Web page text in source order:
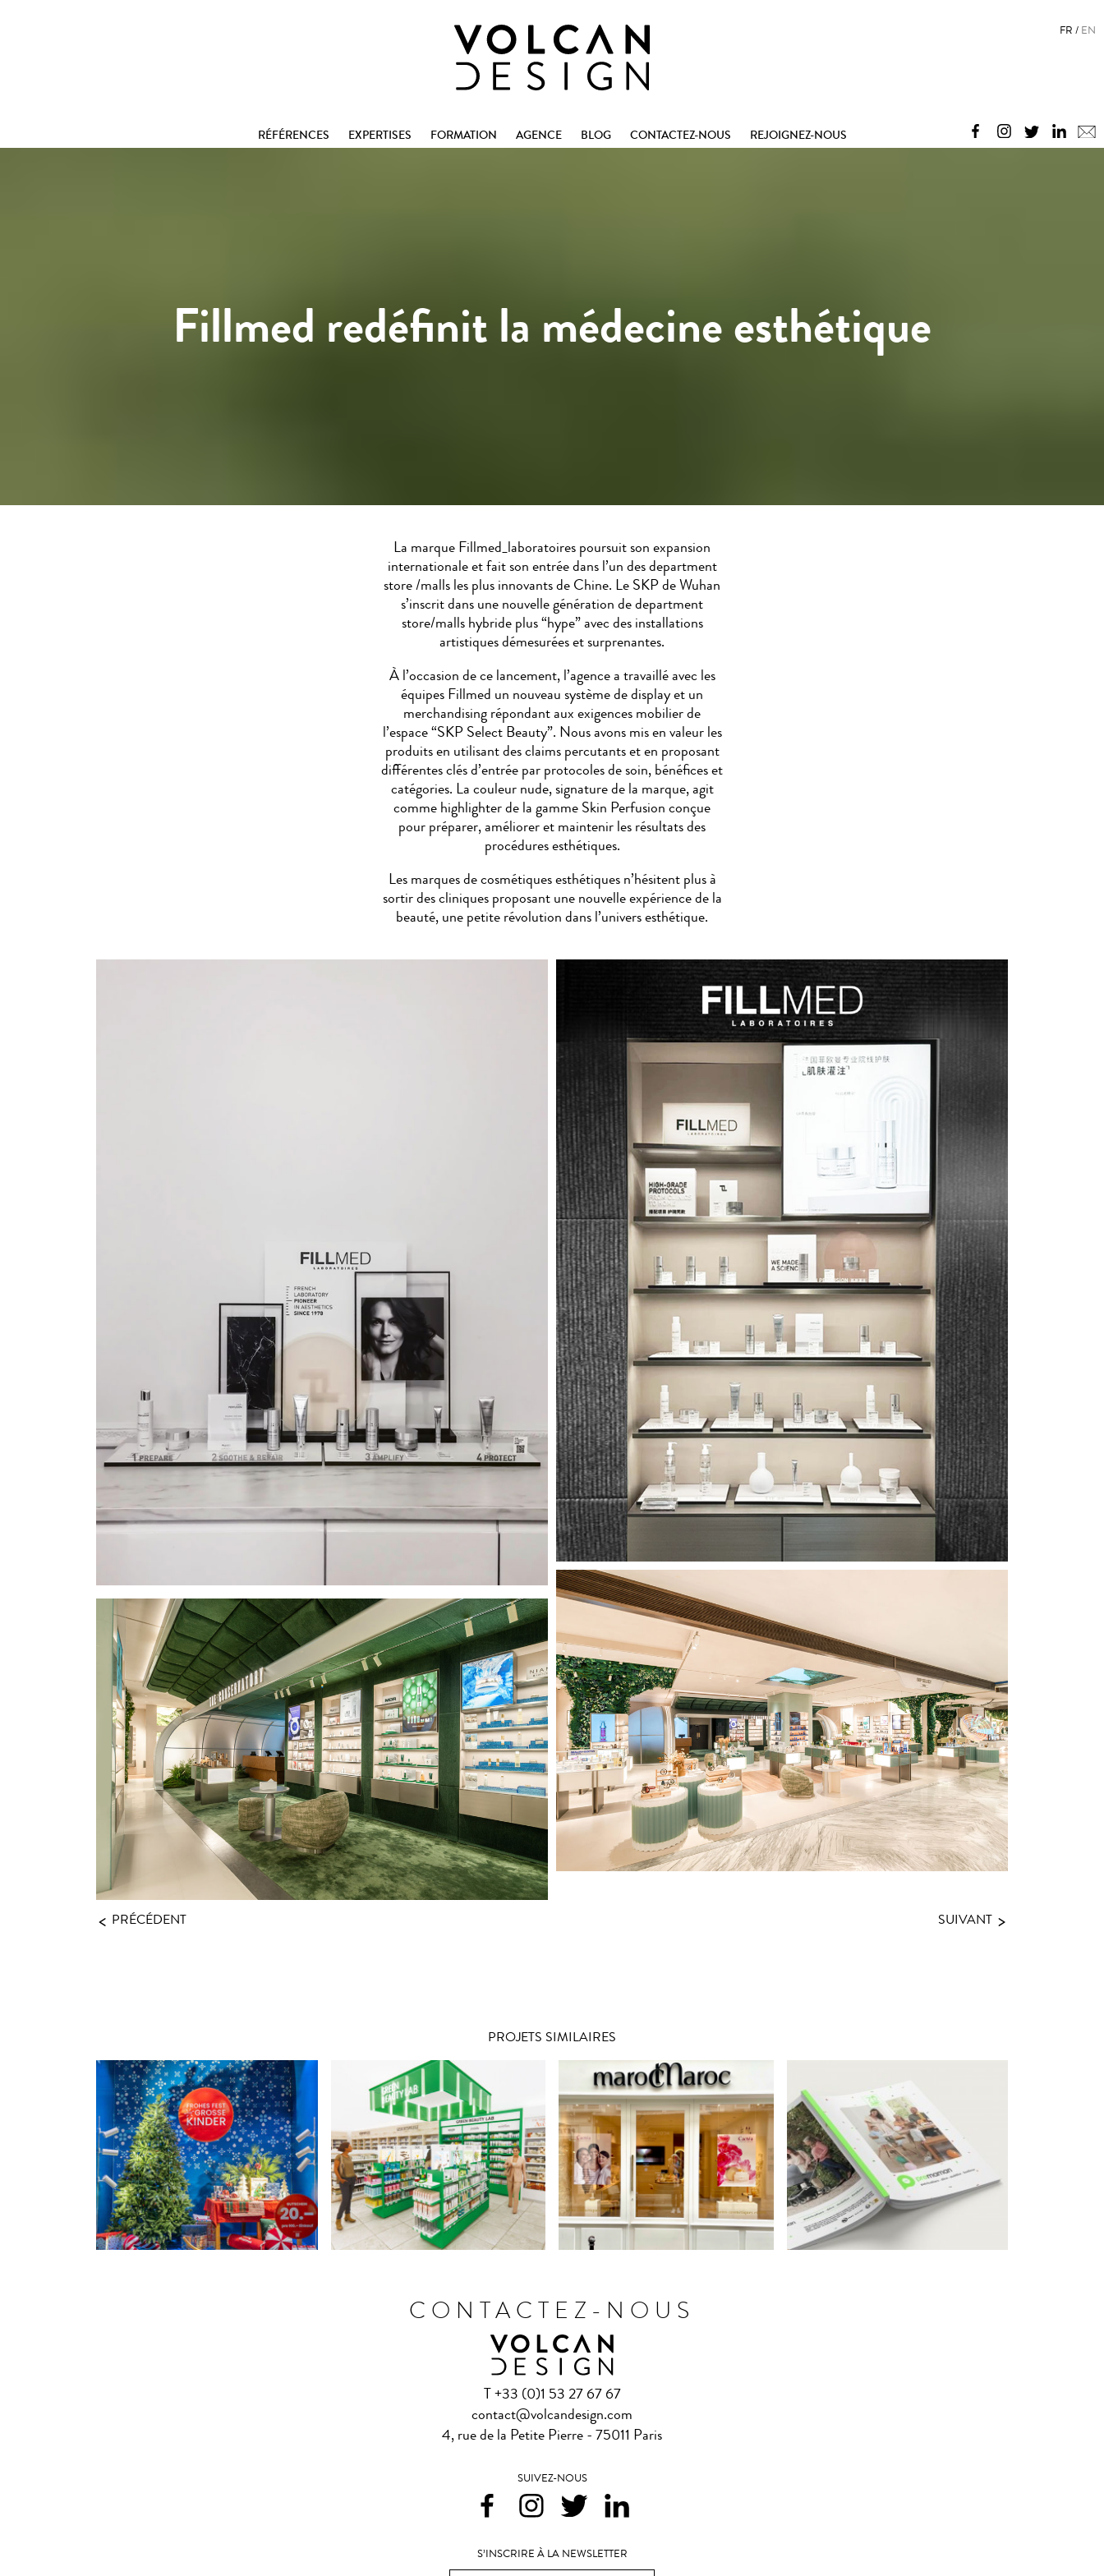
FR EN
RÉFÉRENCES EXPERTISES FORMATION AGENCE BLOG CONTACTEZ-NOUS REJOIGNEZ-NOUS
Fillmed redéfinit la médecine esthétique
La marque Fillmed_laboratoires poursuit son expansion
internationale et fait son entrée dans l’un des department
store /malls les plus innovants de Chine. Le SKP de Wuhan
s’inscrit dans une nouvelle génération de department
store/malls hybride plus “hype” avec des installations
artistiques démesurées et surprenantes.
À l’occasion de ce lancement, l’agence a travaillé avec les
équipes Fillmed un nouveau système de display et un
merchandising répondant aux exigences mobilier de
l’espace “SKP Select Beauty”. Nous avons mis en valeur les
produits en utilisant des claims percutants et en proposant
différentes clés d’entrée par protocoles de soin, bénéfices et
catégories. La couleur nude, signature de la marque, agit
comme highlighter de la gamme Skin Perfusion conçue
pour préparer, améliorer et maintenir les résultats des
procédures esthétiques.
Les marques de cosmétiques esthétiques n’hésitent plus à
sortir des cliniques proposant une nouvelle expérience de la
beauté, une petite révolution dans l’univers esthétique.
< PRÉCÉDENT SUIVANT >
PROJETS SIMILAIRES
Noël 2025 – MANOR
Le nouveau concept de
“Green Beauty Lab” chez
Manor
MAROCMAROC :
PREMIER CONCEPT
MAGASIN À PARIS✨
LE NOUVEAU
CATALOGUE
PRÉMAMAN, ÉDITION
2023
CONTACTEZ-NOUS
T +33 (0)1 53 27 67 67
contact@volcandesign.com
4, rue de la Petite Pierre - 75011 Paris
SUIVEZ-NOUS
S’INSCRIRE À LA NEWSLETTER